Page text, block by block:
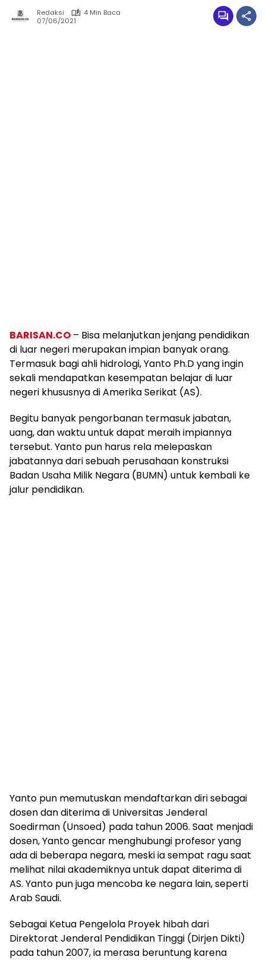
Redaksi
4 Min Baca
07/06/2021
BARISAN.CO – Bisa melanjutkan jenjang pendidikan
di luar negeri merupakan impian banyak orang.
Termasuk bagi ahli hidrologi, Yanto Ph.D yang ingin
sekali mendapatkan kesempatan belajar di luar
negeri khususnya di Amerika Serikat (AS).
Begitu banyak pengorbanan termasuk jabatan,
uang, dan waktu untuk dapat meraih impiannya
tersebut. Yanto pun harus rela melepaskan
jabatannya dari sebuah perusahaan konstruksi
Badan Usaha Milik Negara (BUMN) untuk kembali ke
jalur pendidikan.
Yanto pun memutuskan mendaftarkan diri sebagai
dosen dan diterima di Universitas Jenderal
Soedirman (Unsoed) pada tahun 2006. Saat menjadi
dosen, Yanto gencar menghubungi profesor yang
ada di beberapa negara, meski ia sempat ragu saat
melihat nilai akademiknya untuk dapat diterima di
AS. Yanto pun juga mencoba ke negara lain, seperti
Arab Saudi.
Sebagai Ketua Pengelola Proyek hibah dari
Direktorat Jenderal Pendidikan Tinggi (Dirjen Dikti)
pada tahun 2007, ia merasa beruntung karena